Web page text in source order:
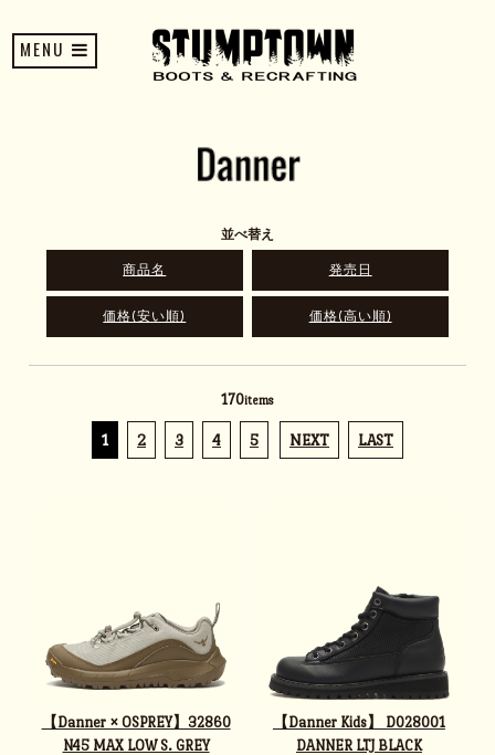
MENU
並べ替え
商品名 発売日
価格(安い順) 価格(高い順)
170items
1 2 3 4 5 NEXT LAST
【Danner × OSPREY】32860
N45 MAX LOW S. GREY
【Danner Kids】 D028001
DANNER LTJ BLACK